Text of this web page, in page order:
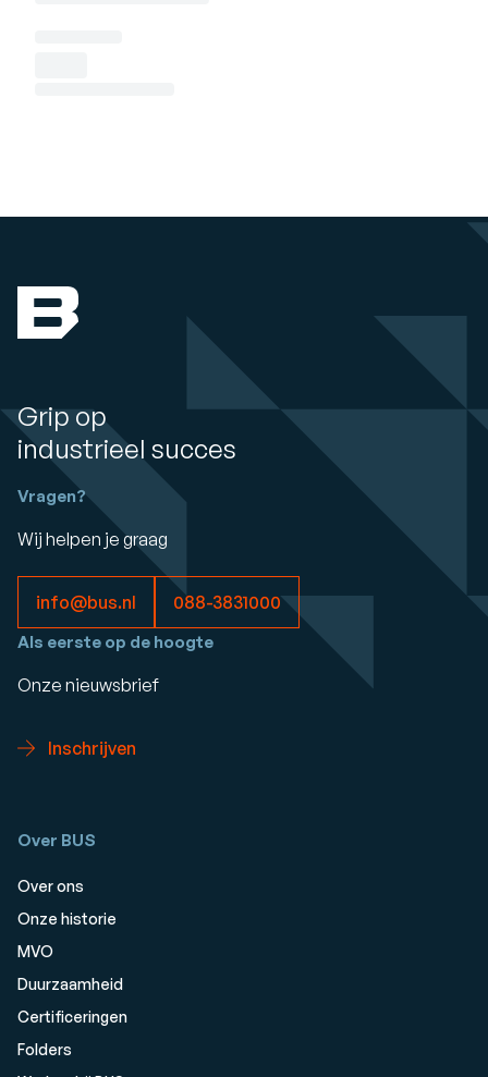
Grip op
industrieel succes
Vragen?
Wij helpen je graag
info@bus.nl 088-3831000
Als eerste op de hoogte
Onze nieuwsbrief
Inschrijven
Over BUS
Over ons
Onze historie
MVO
Duurzaamheid
Certificeringen
Folders